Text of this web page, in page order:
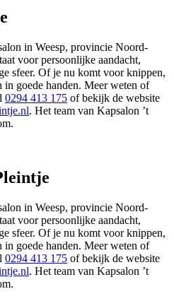
in Weesp, provincie Noord-
voor persoonlijke aandacht,
sfeer. Of je nu komt voor knippen,
goede handen. Meer weten of
0294 413 175 of bekijk de website
. Het team van Kapsalon ’t
in Weesp, provincie Noord-
voor persoonlijke aandacht,
sfeer. Of je nu komt voor knippen,
goede handen. Meer weten of
0294 413 175 of bekijk de website
. Het team van Kapsalon ’t